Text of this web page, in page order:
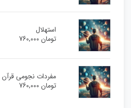
استهلال
تومان760,000
مفردات نجومی قرآن
تومان760,000